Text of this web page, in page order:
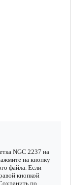
NGC 2237 на
на кнопку
файла. Если
кнопкой
по